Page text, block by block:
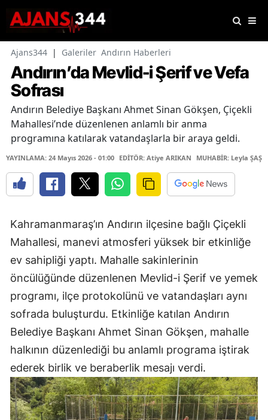
Ajans344 | Galeriler Andırın Haberleri
Andırın’da Mevlid-i Şerif ve Vefa
Sofrası
Andırın Belediye Başkanı Ahmet Sinan Gökşen, Çiçekli
Mahallesi’nde düzenlenen anlamlı bir anma
programına katılarak vatandaşlarla bir araya geldi.
YAYINLAMA: 24 Mayıs 2026 - 01:00 EDİTÖR: Atiye ARIKAN MUHABİR: Leyla ŞAŞTI
Kahramanmaraş’ın Andırın ilçesine bağlı Çiçekli
Mahallesi, manevi atmosferi yüksek bir etkinliğe
ev sahipliği yaptı. Mahalle sakinlerinin
öncülüğünde düzenlenen Mevlid-i Şerif ve yemek
programı, ilçe protokolünü ve vatandaşları aynı
sofrada buluşturdu. Etkinliğe katılan Andırın
Belediye Başkanı Ahmet Sinan Gökşen, mahalle
halkının düzenlediği bu anlamlı programa iştirak
ederek birlik ve beraberlik mesajı verdi.